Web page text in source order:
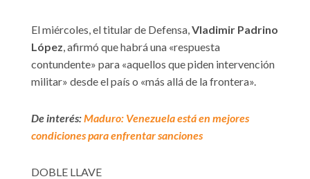
El miércoles, el titular de Defensa, Vladimir Padrino
López , afirmó que habrá una «respuesta
contundente» para «aquellos que piden intervención
militar» desde el país o «más allá de la frontera».
De interés:Maduro: Venezuela está en mejores
condiciones para enfrentar sanciones
DOBLE LLAVE